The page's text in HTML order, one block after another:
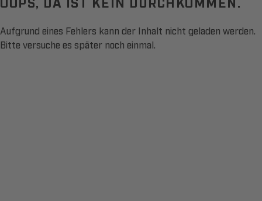
Aufgrund eines Fehlers kann der Inhalt nicht geladen werden.
Bitte versuche es später noch einmal.